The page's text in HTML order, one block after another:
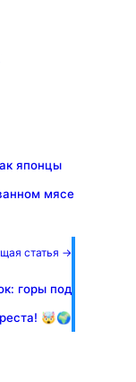
японцы
мясе
статья →
горы под
🤯🌍